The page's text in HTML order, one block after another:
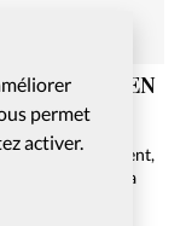
permet
activer.
CHRÉTIEN
de papier car
Malheureusement,
engendre la